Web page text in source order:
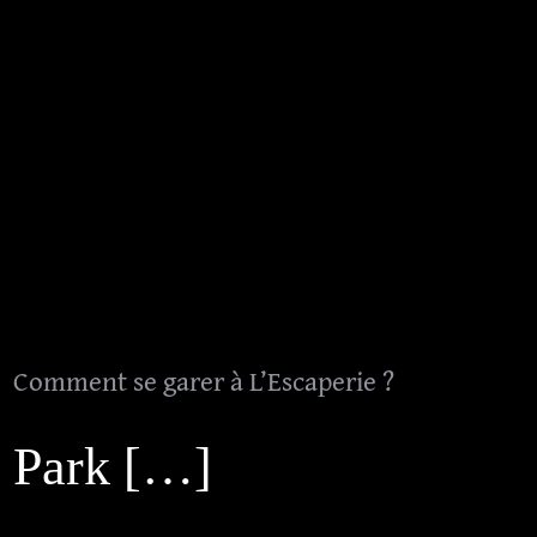
Mentions Légales
Comment se garer à L’Escaperie ?
Park […]